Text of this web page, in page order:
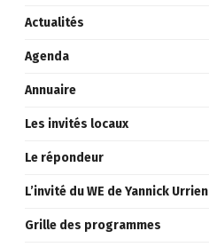
Actualités
Agenda
Annuaire
Les invités locaux
Le répondeur
L’invité du WE de Yannick Urrien
Grille des programmes